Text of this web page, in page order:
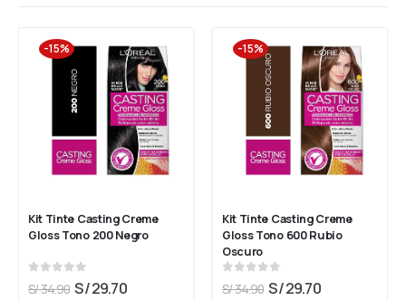
-15%
Kit Tinte Casting Creme
Gloss Tono 200 Negro
out of 5
S/34.90 S/29.70
-15%
Kit Tinte Casting Creme
Gloss Tono 600 Rubio
Oscuro
out of 5
S/34.90 S/29.70